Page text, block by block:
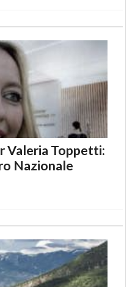
Valeria Toppetti:
Nazionale